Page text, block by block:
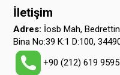
İletişim
Adres: İosb Mah,
Bina No:39 K:1 D:100,
+90 (212) 619 9595